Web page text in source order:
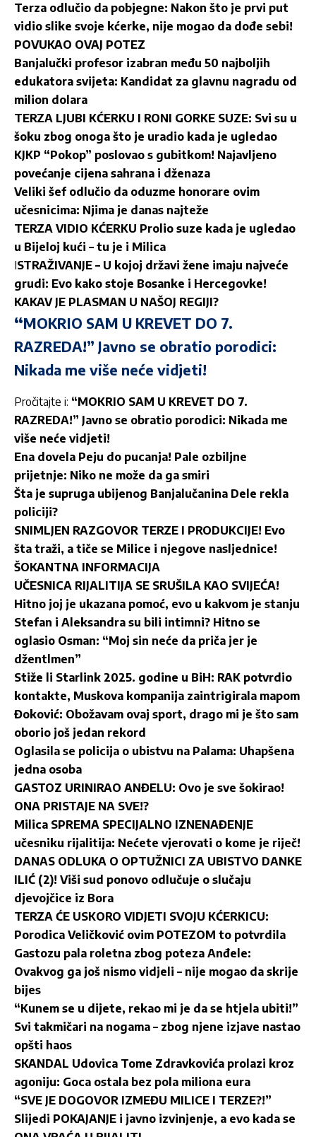
Terza odlučio da pobjegne: Nakon što je prvi put
vidio slike svoje kćerke, nije mogao da dođe sebi!
POVUKAO OVAJ POTEZ
Banjalučki profesor izabran među 50 najboljih
edukatora svijeta: Kandidat za glavnu nagradu od
milion dolara
TERZA LJUBI KĆERKU I RONI GORKE SUZE: Svi su u
šoku zbog onoga što je uradio kada je ugledao
KJKP “Pokop” poslovao s gubitkom! Najavljeno
povećanje cijena sahrana i dženaza
Veliki šef odlučio da oduzme honorare ovim
učesnicima: Njima je danas najteže
TERZA VIDIO KĆERKU Prolio suze kada je ugledao
u Bijeloj kući – tu je i Milica
ISTRAŽIVANJE – U kojoj državi žene imaju najveće
grudi: Evo kako stoje Bosanke i Hercegovke!
KAKAV JE PLASMAN U NAŠOJ REGIJI?
“MOKRIO SAM U KREVET DO 7.
RAZREDA!” Javno se obratio porodici:
Nikada me više neće vidjeti!
Pročitajte i: “MOKRIO SAM U KREVET DO 7.
RAZREDA!” Javno se obratio porodici: Nikada me
više neće vidjeti!
Ena dovela Peju do pucanja! Pale ozbiljne
prijetnje: Niko ne može da ga smiri
Šta je supruga ubijenog Banjalučanina Dele rekla
policiji?
SNIMLJEN RAZGOVOR TERZE I PRODUKCIJE! Evo
šta traži, a tiče se Milice i njegove nasljednice!
ŠOKANTNA INFORMACIJA
UČESNICA RIJALITIJA SE SRUŠILA KAO SVIJEĆA!
Hitno joj je ukazana pomoć, evo u kakvom je stanju
Stefan i Aleksandra su bili intimni? Hitno se
oglasio Osman: “Moj sin neće da priča jer je
džentlmen”
Stiže li Starlink 2025. godine u BiH: RAK potvrdio
kontakte, Muskova kompanija zaintrigirala mapom
Đoković: Obožavam ovaj sport, drago mi je što sam
oborio još jedan rekord
Oglasila se policija o ubistvu na Palama: Uhapšena
jedna osoba
GASTOZ URINIRAO ANĐELU: Ovo je sve šokirao!
ONA PRISTAJE NA SVE!?
Milica SPREMA SPECIJALNO IZNENAĐENJE
učesniku rijalitija: Nećete vjerovati o kome je riječ!
DANAS ODLUKA O OPTUŽNICI ZA UBISTVO DANKE
ILIĆ (2)! Viši sud ponovo odlučuje o slučaju
djevojčice iz Bora
TERZA ĆE USKORO VIDJETI SVOJU KĆERKICU:
Porodica Veličković ovim POTEZOM to potvrdila
Gastozu pala roletna zbog poteza Anđele:
Ovakvog ga još nismo vidjeli – nije mogao da skrije
bijes
“Kunem se u dijete, rekao mi je da se htjela ubiti!”
Svi takmičari na nogama – zbog njene izjave nastao
opšti haos
SKANDAL Udovica Tome Zdravkovića prolazi kroz
agoniju: Goca ostala bez pola miliona eura
“SVE JE DOGOVOR IZMEĐU MILICE I TERZE?!”
Slijedi POKAJANJE i javno izvinjenje, a evo kada se